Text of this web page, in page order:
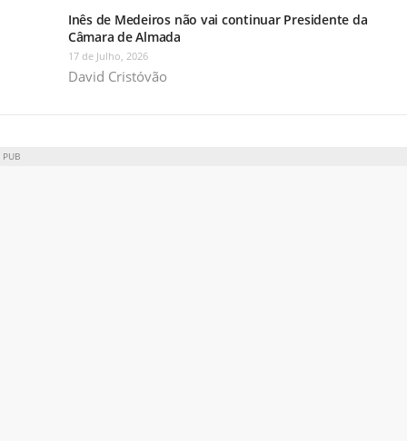
Inês de Medeiros não vai continuar Presidente da
Câmara de Almada
17 de Julho, 2026
David Cristóvão
PUB